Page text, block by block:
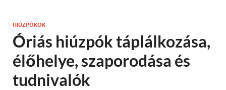
HIÚZPÓKOK
Óriás hiúzpók táplálkozása,
élőhelye, szaporodása és
tudnivalók